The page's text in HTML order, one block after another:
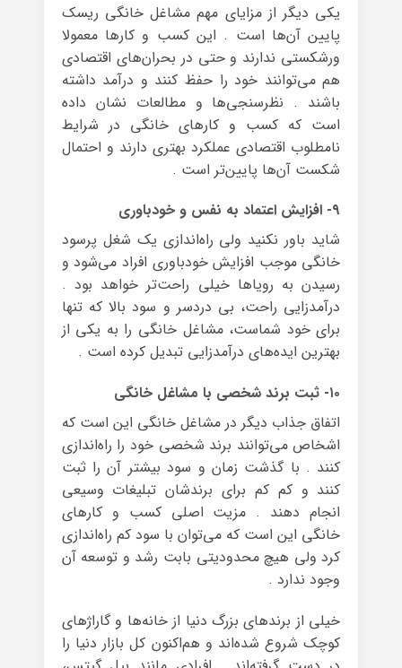
یکی دیگر از مزایای مهم مشاغل خانگی ریسک
پایین آن‌ها است . این کسب و کارها معمولا
ورشکستی ندارند و حتی در بحران‌های اقتصادی
هم می‌توانند خود را حفظ کنند و درآمد داشته
باشند . نظرسنجی‌ها و مطالعات نشان داده
است که کسب و کارهای خانگی در شرایط
نامطلوب اقتصادی عملکرد بهتری دارند و احتمال
شکست آن‌ها پایین‌تر است .
۹- افزایش اعتماد به نفس و خودباوری
شاید باور نکنید ولی راه‌اندازی یک شغل پرسود
خانگی موجب افزایش خودباوری افراد می‌شود و
رسیدن به رویاها خیلی راحت‌تر خواهد بود .
درآمدزایی راحت، بی دردسر و سود بالا که تنها
برای خود شماست، مشاغل خانگی را به یکی از
بهترین ایده‌های درآمدزایی تبدیل کرده است .
۱۰- ثبت برند شخصی با مشاغل خانگی
اتفاق جذاب دیگر در مشاغل خانگی این است که
اشخاص می‌توانند برند شخصی خود را راه‌اندازی
کنند . با گذشت زمان و سود بیشتر آن را ثبت
کنند و کم کم برای برندشان تبلیغات وسیعی
انجام دهند . مزیت اصلی کسب و کارهای
خانگی این است که می‌توان با سود کم راه‌اندازی
کرد ولی هیچ محدودیتی بابت رشد و توسعه آن
وجود ندارد .
خیلی از برندهای بزرگ دنیا از خانه‌ها و گاراژهای
کوچک شروع شده‌اند و هم‌اکنون کل بازار دنیا را